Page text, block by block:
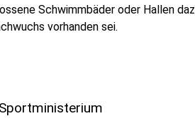
Schwimmbäder oder Hallen
vorhanden sei.